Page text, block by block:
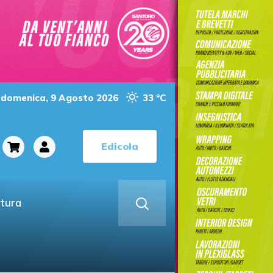
domenica, 9 Agosto 2026 33 °C
Edicola